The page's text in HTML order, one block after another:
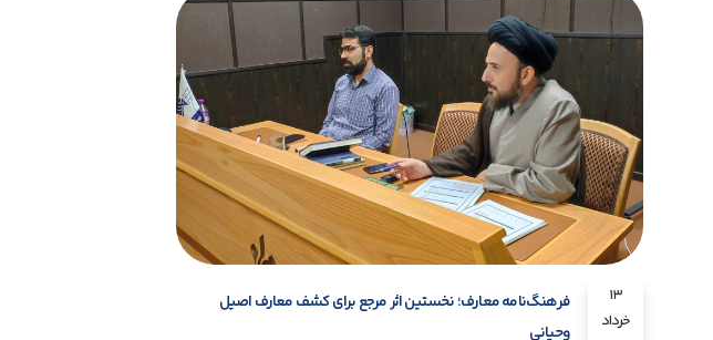
13
خرداد
فرهنگ‌نامه معارف؛ نخستین اثر مرجع برای کشف معارف اصیل
وحیانی